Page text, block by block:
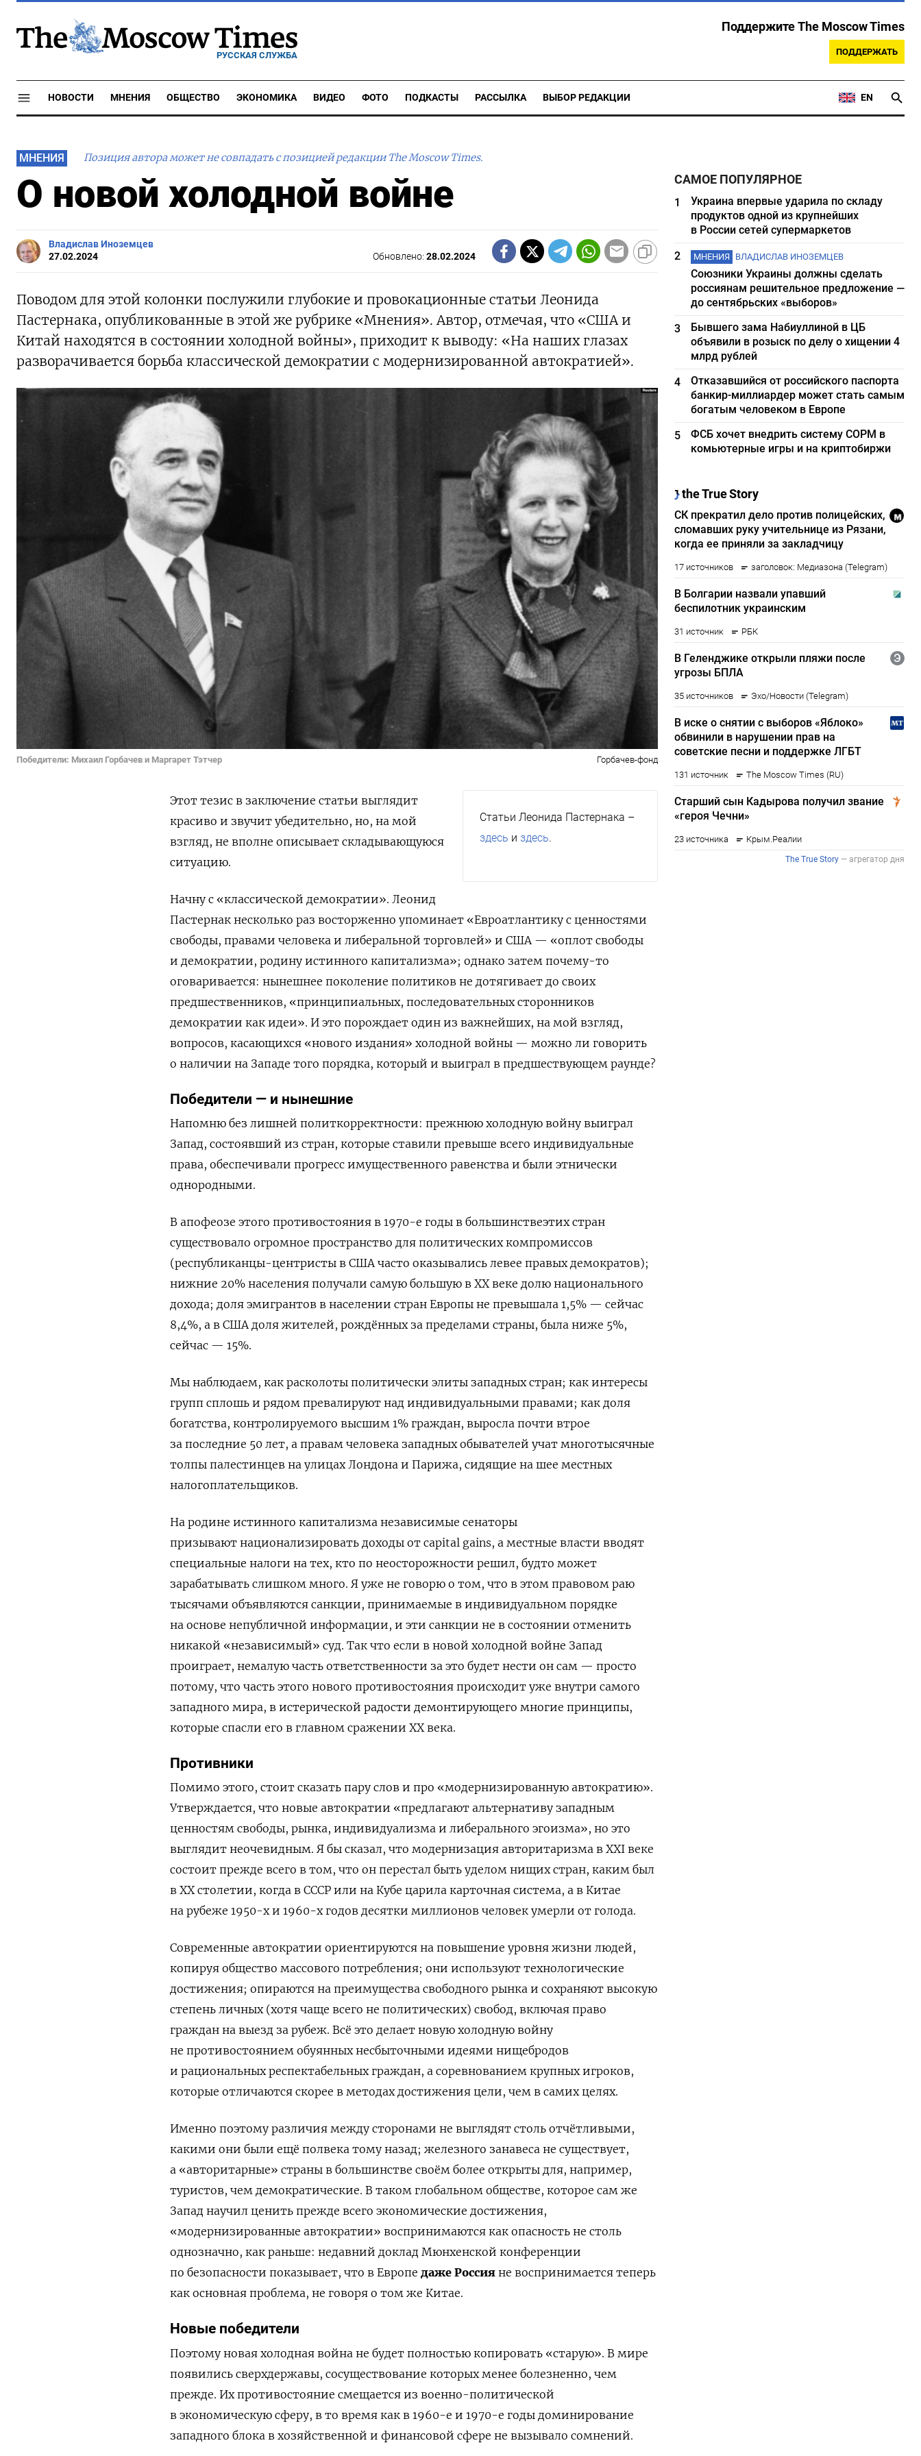
РУССКАЯ СЛУЖБА
Поддержите The Moscow Times
ПОДДЕРЖАТЬ
НОВОСТИ МНЕНИЯ ОБЩЕСТВО ЭКОНОМИКА ВИДЕО ФОТО ПОДКАСТЫ РАССЫЛКА ВЫБОР РЕДАКЦИИ EN
МНЕНИЯ Позиция автора может не совпадать с позицией редакции The Moscow Times.
О новой холодной войне
Владислав Иноземцев
27.02.2024
Обновлено:28.02.2024
Поводом для этой колонки послужили глубокие и провокационные статьи Леонида
Пастернака, опубликованные в этой же рубрике «Мнения». Автор, отмечая, что «США и
Китай находятся в состоянии холодной войны», приходит к выводу: «На наших глазах
разворачивается борьба классической демократии с модернизированной автократией».
Победители: Михаил Горбачев и Маргарет Тэтчер Горбачев-фонд
Статьи Леонида Пастернака –
здесь и здесь.
Этот тезис в заключение статьи выглядит
красиво и звучит убедительно, но, на мой
взгляд, не вполне описывает складывающуюся
ситуацию.
Начну с «классической демократии». Леонид
Пастернак несколько раз восторженно упоминает «Евроатлантику с ценностями
свободы, правами человека и либеральной торговлей» и США — «оплот свободы
и демократии, родину истинного капитализма»; однако затем почему-то
оговаривается: нынешнее поколение политиков не дотягивает до своих
предшественников, «принципиальных, последовательных сторонников
демократии как идеи». И это порождает один из важнейших, на мой взгляд,
вопросов, касающихся «нового издания» холодной войны — можно ли говорить
о наличии на Западе того порядка, который и выиграл в предшествующем раунде?
Победители — и нынешние
Напомню без лишней политкорректности: прежнюю холодную войну выиграл
Запад, состоявший из стран, которые ставили превыше всего индивидуальные
права, обеспечивали прогресс имущественного равенства и были этнически
однородными.
В апофеозе этого противостояния в 1970-е годы в большинствеэтих стран
существовало огромное пространство для политических компромиссов
(республиканцы-центристы в США часто оказывались левее правых демократов);
нижние 20% населения получали самую большую в ХХ веке долю национального
дохода; доля эмигрантов в населении стран Европы не превышала 1,5% — сейчас
8,4%, а в США доля жителей, рождённых за пределами страны, была ниже 5%,
сейчас — 15%.
Мы наблюдаем, как расколоты политически элиты западных стран; как интересы
групп сплошь и рядом превалируют над индивидуальными правами; как доля
богатства, контролируемого высшим 1% граждан, выросла почти втрое
за последние 50 лет, а правам человека западных обывателей учат многотысячные
толпы палестинцев на улицах Лондона и Парижа, сидящие на шее местных
налогоплательщиков.
На родине истинного капитализма независимые сенаторы
призывают национализировать доходы от capital gains, а местные власти вводят
специальные налоги на тех, кто по неосторожности решил, будто может
зарабатывать слишком много. Я уже не говорю о том, что в этом правовом раю
тысячами объявляются санкции, принимаемые в индивидуальном порядке
на основе непубличной информации, и эти санкции не в состоянии отменить
никакой «независимый» суд. Так что если в новой холодной войне Запад
проиграет, немалую часть ответственности за это будет нести он сам — просто
потому, что часть этого нового противостояния происходит уже внутри самого
западного мира, в истерической радости демонтирующего многие принципы,
которые спасли его в главном сражении ХХ века.
Противники
Помимо этого, стоит сказать пару слов и про «модернизированную автократию».
Утверждается, что новые автократии «предлагают альтернативу западным
ценностям свободы, рынка, индивидуализма и либерального эгоизма», но это
выглядит неочевидным. Я бы сказал, что модернизация авторитаризма в XXI веке
состоит прежде всего в том, что он перестал быть уделом нищих стран, каким был
в ХХ столетии, когда в СССР или на Кубе царила карточная система, а в Китае
на рубеже 1950-х и 1960-х годов десятки миллионов человек умерли от голода.
Современные автократии ориентируются на повышение уровня жизни людей,
копируя общество массового потребления; они используют технологические
достижения; опираются на преимущества свободного рынка и сохраняют высокую
степень личных (хотя чаще всего не политических) свобод, включая право
граждан на выезд за рубеж. Всё это делает новую холодную войну
не противостоянием обуянных несбыточными идеями нищебродов
и рациональных респектабельных граждан, а соревнованием крупных игроков,
которые отличаются скорее в методах достижения цели, чем в самих целях.
Именно поэтому различия между сторонами не выглядят столь отчётливыми,
какими они были ещё полвека тому назад; железного занавеса не существует,
а «авторитарные» страны в большинстве своём более открыты для, например,
туристов, чем демократические. В таком глобальном обществе, которое сам же
Запад научил ценить прежде всего экономические достижения,
«модернизированные автократии» воспринимаются как опасность не столь
однозначно, как раньше: недавний доклад Мюнхенской конференции
по безопасности показывает, что в Европе даже Россия не воспринимается теперь
как основная проблема, не говоря о том же Китае.
Новые победители
Поэтому новая холодная война не будет полностью копировать «старую». В мире
появились сверхдержавы, сосуществование которых менее болезненно, чем
прежде. Их противостояние смещается из военно-политической
в экономическую сферу, в то время как в 1960-е и 1970-е годы доминирование
западного блока в хозяйственной и финансовой сфере не вызывало сомнений.
САМОЕ ПОПУЛЯРНОЕ
1
Украина впервые ударила по складу
продуктов одной из крупнейших
в России сетей супермаркетов
2
МНЕНИЯ ВЛАДИСЛАВ ИНОЗЕМЦЕВ
Союзники Украины должны сделать
россиянам решительное предложение —
до сентябрьских «выборов»
3
Бывшего зама Набиуллиной в ЦБ
объявили в розыск по делу о хищении 4
млрд рублей
4
Отказавшийся от российского паспорта
банкир-миллиардер может стать самым
богатым человеком в Европе
5
ФСБ хочет внедрить систему СОРМ в
комьютерные игры и на криптобиржи